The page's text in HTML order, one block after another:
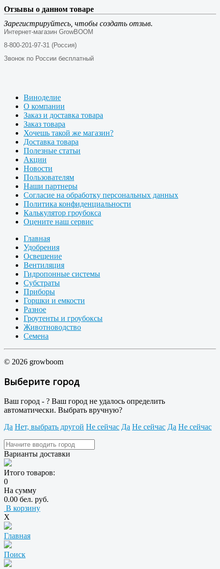
Отзывы о данном товаре
Зарегистрируйтесь, чтобы создать отзыв.
Интернет-магазин GrowBOOM
8-800-201-97-31 (Россия)
Звонок по России бесплатный
Виноделие
О компании
Заказ и доставка товара
Заказ товара
Хочешь такой же магазин?
Доставка товара
Полезные статьи
Акции
Новости
Пользователям
Наши партнеры
Согласие на обработку персональных данных
Политика конфиденциальности
Калькулятор гроубокса
Оцените наш сервис
Главная
Удобрения
Освещение
Вентиляция
Гидропонные системы
Субстраты
Приборы
Горшки и емкости
Разное
Гроутенты и гроубоксы
Животноводство
Семена
© 2026 growboom
Выберите город
Ваш город - ? Ваш город не удалось определить
автоматически. Выбрать вручную?
Да Нет, выбрать другой Не сейчас Да Не сейчас Да Не сейчас
Варианты доставки
Итого товаров:
0
На сумму
0.00 бел. руб.
В корзину
X
Главная
Поиск